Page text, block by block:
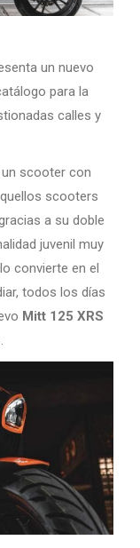
un nuevo
para la
calles y
un scooter con
scooters
a su doble
juvenil muy
convierte en el
todos los días
Mitt 125 XRS